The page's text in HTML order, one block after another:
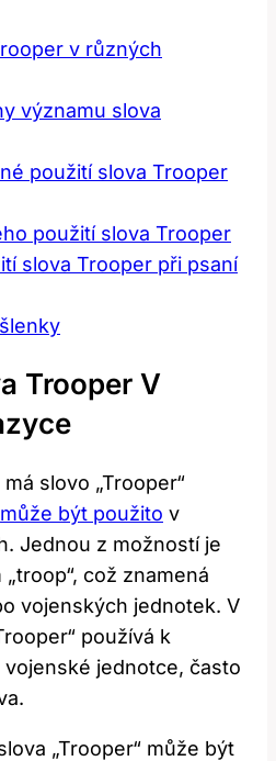
v různých
významu slova
použití slova Trooper
použití slova Trooper
slova Trooper při psaní
Trooper V
slovo „Trooper“
může být použito v
Jednou z možností je
což znamená
vojenských jednotek. V
používá k
jednotce, často
„Trooper“ může být